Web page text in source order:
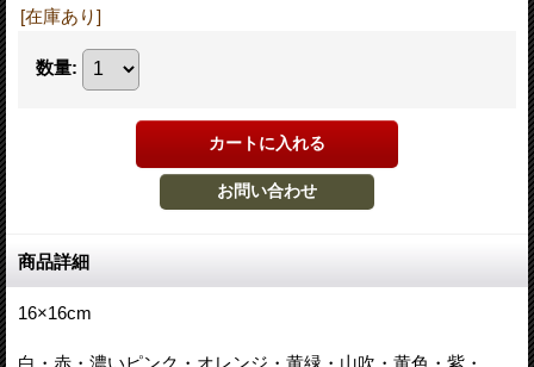
[在庫あり]
数量:
商品詳細
16×16cm
白・赤・濃いピンク・オレンジ・黄緑・山吹・黄色・紫・